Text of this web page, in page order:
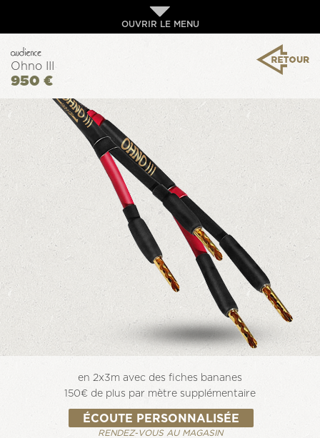
OUVRIR LE MENU
Ohno III
950 €
en 2x3m avec des fiches bananes
150€ de plus par mètre supplémentaire
ÉCOUTE PERSONNALISÉE
RENDEZ-VOUS AU MAGASIN